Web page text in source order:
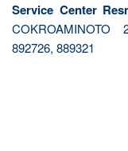
Service Center
892726, 889321